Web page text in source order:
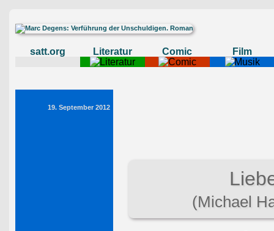
satt.org Literatur Comic Film
19. September 2012
(Michael